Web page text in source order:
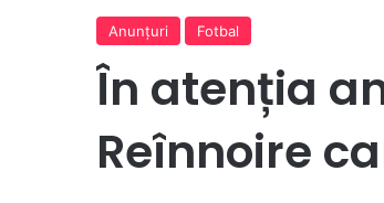
Anunţuri Fotbal
În atenția
Reînnoire